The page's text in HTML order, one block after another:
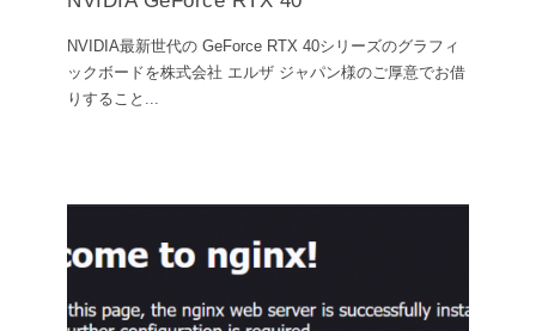
NVIDIA最新世代の GeForce RTX 40シリーズのグラフィ
ックボードを株式会社 エルザ ジャパン様のご厚意でお借
りすること ...